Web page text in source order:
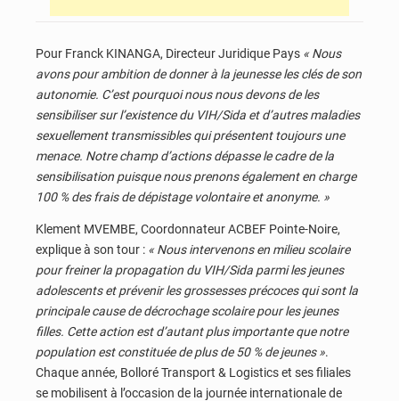
Pour Franck KINANGA, Directeur Juridique Pays « Nous
avons pour ambition de donner à la jeunesse les clés de son
autonomie. C’est pourquoi nous nous devons de les
sensibiliser sur l’existence du VIH/Sida et d’autres maladies
sexuellement transmissibles qui présentent toujours une
menace. Notre champ d’actions dépasse le cadre de la
sensibilisation puisque nous prenons également en charge
100 % des frais de dépistage volontaire et anonyme. »
Klement MVEMBE, Coordonnateur ACBEF Pointe-Noire,
explique à son tour : « Nous intervenons en milieu scolaire
pour freiner la propagation du VIH/Sida parmi les jeunes
adolescents et prévenir les grossesses précoces qui sont la
principale cause de décrochage scolaire pour les jeunes
filles. Cette action est d’autant plus importante que notre
population est constituée de plus de 50 % de jeunes ».
Chaque année, Bolloré Transport & Logistics et ses filiales
se mobilisent à l’occasion de la journée internationale de